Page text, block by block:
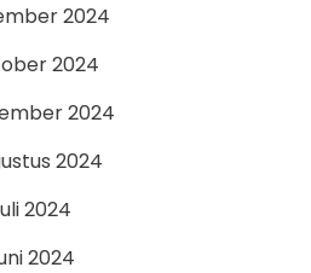
2024
2024
2024
2024
2024
2024